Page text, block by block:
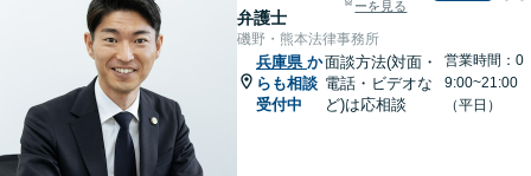
弁護士
ーを見る
磯野・熊本法律事務所
兵庫県 か
らも相談
受付中
面談方法(対面・
電話・ビデオな
ど)は応相談
営業時間：0
9:00~21:00
（平日）